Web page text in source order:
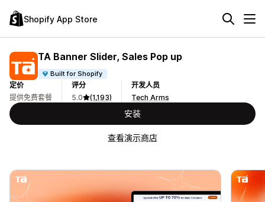
Shopify App Store
TA Banner Slider, Sales Pop up
Built for Shopify
定价
提供免费套餐
评分
5.0
(1,193)
开发人员
Tech Arms
安装
查看演示商店